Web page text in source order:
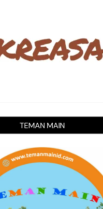
TEMAN MAIN